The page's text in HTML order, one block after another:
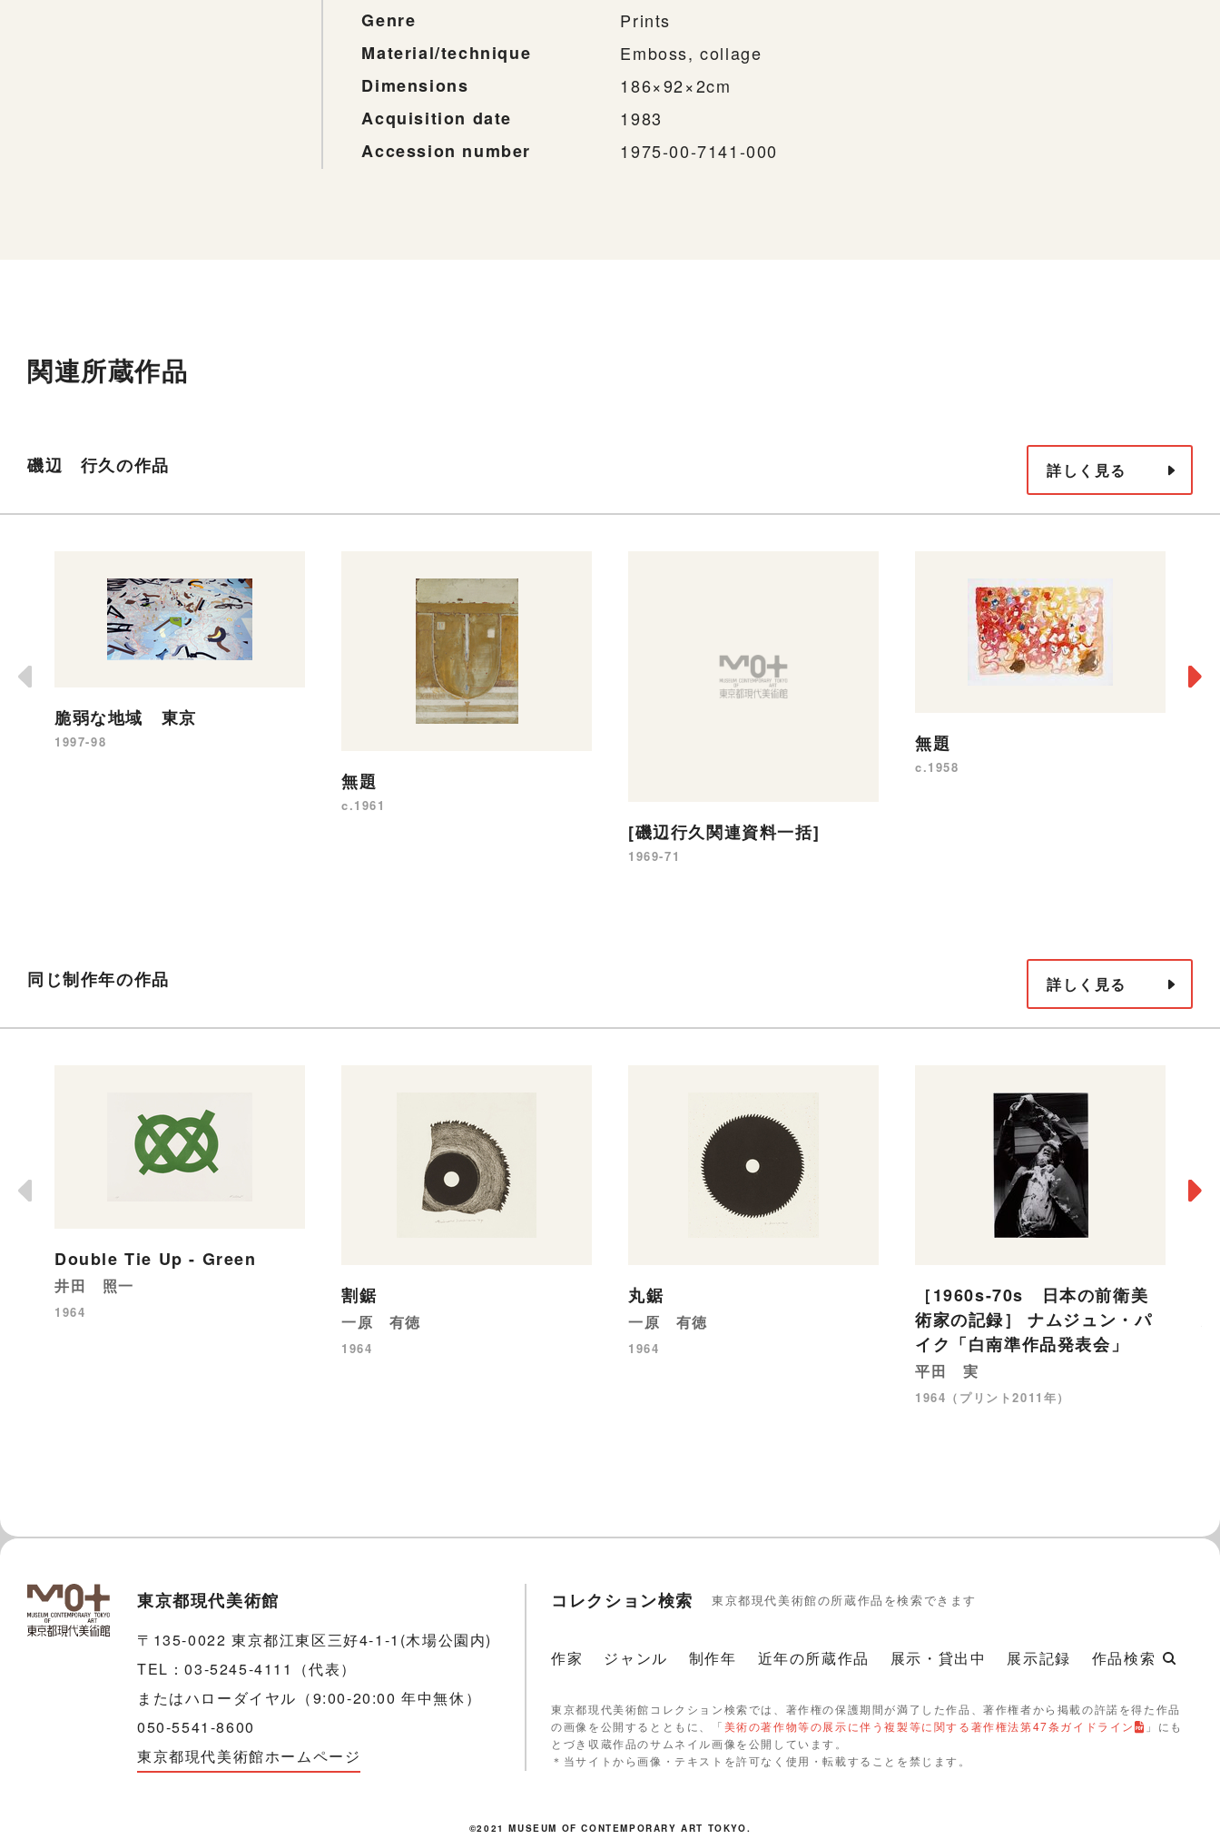
Genre
Prints
Material/technique
Emboss, collage
Dimensions
186×92×2cm
Acquisition date
1983
Accession number
1975-00-7141-000
関連所蔵作品
磯辺 行久の作品 詳しく見る
脆弱な地域 東京
1997-98
無題
c.1961
[磯辺行久関連資料一括]
1969-71
無題
c.1958
同じ制作年の作品 詳しく見る
Double Tie Up - Green
井田 照一
1964
割鋸
一原 有徳
1964
丸鋸
一原 有徳
1964
［1960s-70s 日本の前衛美
術家の記録］ ナムジュン・パ
イク「白南準作品発表会」
平田 実
1964（プリント2011年）
東京都現代美術館
〒135-0022 東京都江東区三好4-1-1(木場公園内)
TEL：03-5245-4111（代表）
またはハローダイヤル（9:00-20:00 年中無休）
050-5541-8600
東京都現代美術館ホームページ
コレクション検索 東京都現代美術館の所蔵作品を検索できます
作家 ジャンル 制作年 近年の所蔵作品 展示・貸出中 展示記録 作品検索
東京都現代美術館コレクション検索では、著作権の保護期間が満了した作品、著作権者から掲載の許諾を得た作品
の画像を公開するとともに、「美術の著作物等の展示に伴う複製等に関する著作権法第47条ガイドライン
」にも
とづき収蔵作品のサムネイル画像を公開しています。
＊当サイトから画像・テキストを許可なく使用・転載することを禁じます。
©2021 MUSEUM OF CONTEMPORARY ART TOKYO.